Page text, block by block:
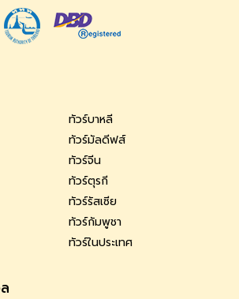
ทัวร์บาหลี
ทัวร์มัลดีฟส์
ทัวร์จีน
ทัวร์ตุรกี
ทัวร์รัสเซีย
ทัวร์กัมพูชา
ทัวร์ในประเทศ